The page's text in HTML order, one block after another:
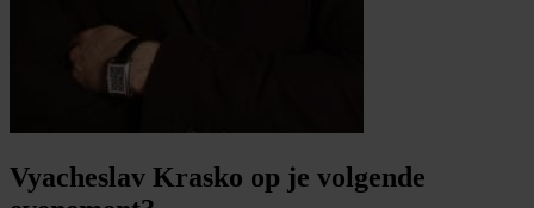
Vyacheslav Krasko op je volgende